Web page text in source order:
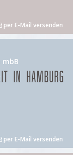
per E-Mail versenden
mbB
IN HAMBURG
per E-Mail versenden